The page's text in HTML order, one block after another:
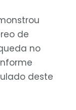
de
no
deste